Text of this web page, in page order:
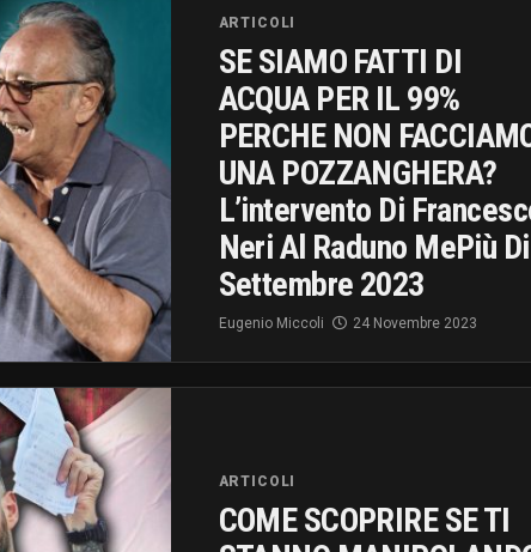
ARTICOLI
SE SIAMO FATTI DI
ACQUA PER IL 99%
PERCHE NON
UNA POZZANGHERA?
L’intervento Di
Neri Al Raduno MePiù Di
Settembre 2023
Eugenio Miccoli 24 Novembre 2023
ARTICOLI
COME SCOPRIRE SE TI